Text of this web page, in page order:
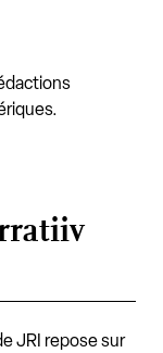
JRI repose sur